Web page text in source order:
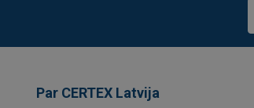
Par CERTEX Latvija